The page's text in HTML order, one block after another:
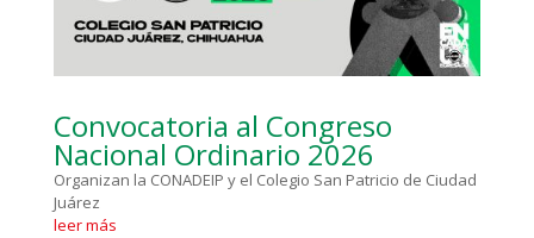
Convocatoria al Congreso
Nacional Ordinario 2026
Organizan la CONADEIP y el Colegio San Patricio de Ciudad
Juárez
leer más